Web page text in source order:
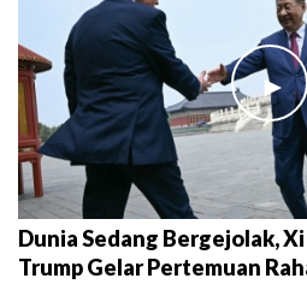
►
Dunia Sedang Bergejolak,
Trump Gelar Pertemuan